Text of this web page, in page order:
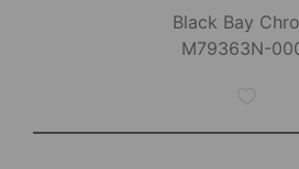
Black Bay
M79363N-